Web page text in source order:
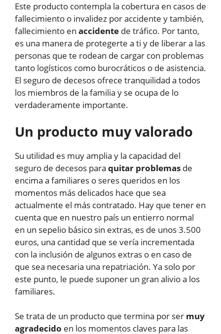
Este producto contempla la cobertura en casos de
fallecimiento o invalidez por accidente y también,
fallecimiento en accidente de tráfico. Por tanto,
es una manera de protegerte a ti y de liberar a las
personas que te rodean de cargar con problemas
tanto logísticos como burocráticos o de asistencia.
El seguro de decesos ofrece tranquilidad a todos
los miembros de la familia y se ocupa de lo
verdaderamente importante.
Un producto muy valorado
Su utilidad es muy amplia y la capacidad del
seguro de decesos para quitar problemas de
encima a familiares o seres queridos en los
momentos más delicados hace que sea
actualmente el más contratado. Hay que tener en
cuenta que en nuestro país un entierro normal
en un sepelio básico sin extras, es de unos 3.500
euros, una cantidad que se vería incrementada
con la inclusión de algunos extras o en caso de
que sea necesaria una repatriación. Ya solo por
este punto, le puede suponer un gran alivio a los
familiares.
Se trata de un producto que termina por ser muy
agradecido en los momentos claves para las